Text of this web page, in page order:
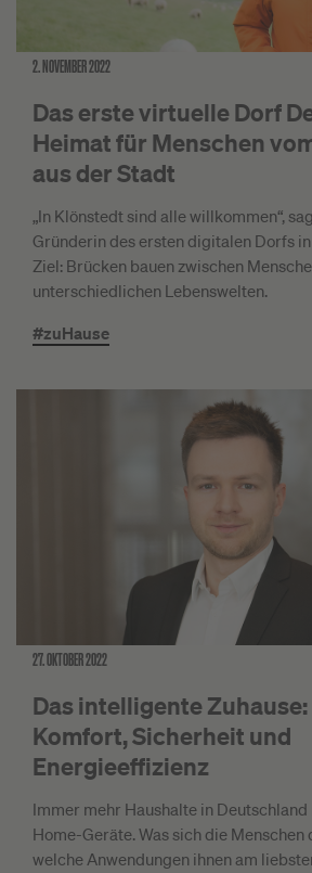
2. NOVEMBER 2022
Das erste virtuelle Dorf
Heimat für Menschen
aus der Stadt
„In Klönstedt sind alle willkommen“,
Gründerin des ersten digitalen Dorfs
Ziel: Brücken bauen zwischen
unterschiedlichen Lebenswelten.
#zuHause
27. OKTOBER 2022
Das intelligente
Komfort, Sicherheit und
Energieeffizienz
Immer mehr Haushalte in
Home-Geräte. Was sich die Menschen
welche Anwendungen ihnen am